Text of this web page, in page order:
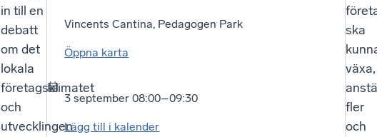
Vincents Cantina, Pedagogen Park
Öppna karta
3 september 08:00–09:30
Lägg till i kalender
in till en
debatt
om det
lokala
företagsklimatet
och
utvecklingen
ska
växa,
fler
och